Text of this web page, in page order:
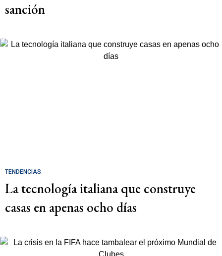
sanción
TENDENCIAS
La tecnología italiana que construye
casas en apenas ocho días